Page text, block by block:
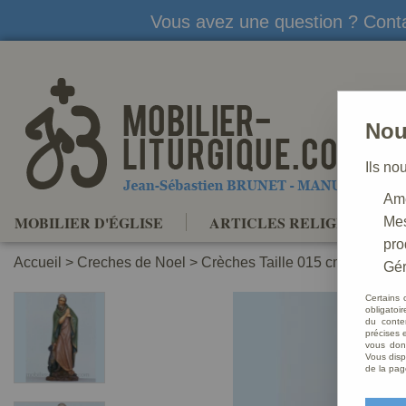
Vous avez une question ?
MOBILIER D'ÉGLISE ARTICLES RELIGIEUX
Accueil > Creches de Noel > Crèches Taille 015 cm
Ils
Certains
du
précises
vous
Vous
de la